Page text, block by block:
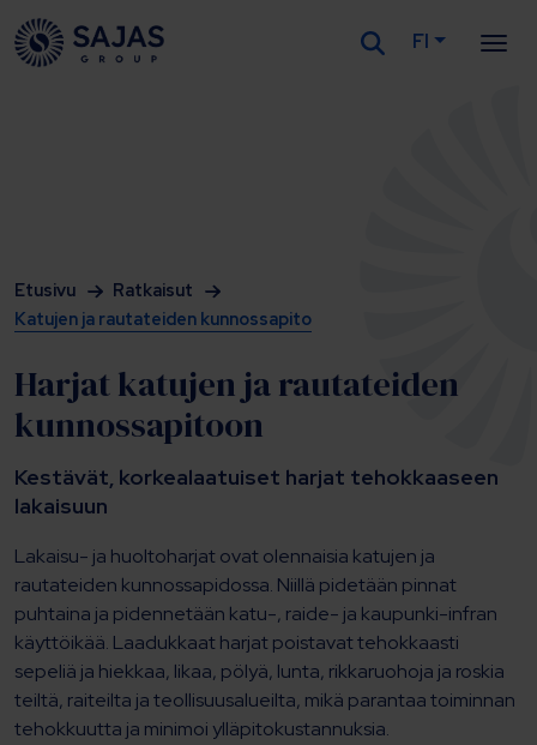
Siirry sisältöön
FI
Etusivu
Ratkaisut
Katujen ja rautateiden kunnossapito
Harjat katujen ja rautateiden
kunnossapitoon
Kestävät, korkealaatuiset harjat tehokkaaseen
lakaisuun
Lakaisu- ja huoltoharjat ovat olennaisia katujen ja
rautateiden kunnossapidossa. Niillä pidetään pinnat
puhtaina ja pidennetään katu-, raide- ja kaupunki-infran
käyttöikää. Laadukkaat harjat poistavat tehokkaasti
sepeliä ja hiekkaa, likaa, pölyä, lunta, rikkaruohoja ja roskia
teiltä, raiteilta ja teollisuusalueilta, mikä parantaa toiminnan
tehokkuutta ja minimoi ylläpitokustannuksia.